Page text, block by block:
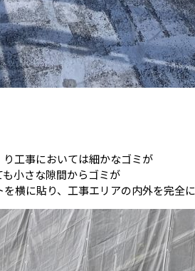
工事においては細かなゴミが
小さな隙間からゴミが
横に貼り、工事エリアの内外を完全